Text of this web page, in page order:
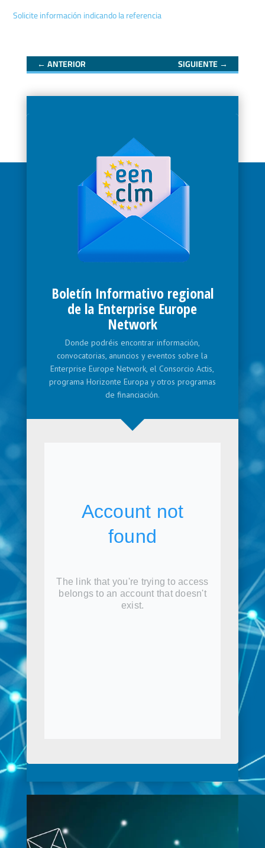
Solicite información indicando la referencia
←ANTERIOR SIGUIENTE→
Boletín Informativo regional
de la Enterprise Europe
Network
Donde podréis encontrar información,
convocatorias, anuncios y eventos sobre la
Enterprise Europe Network, el Consorcio Actis,
programa Horizonte Europa y otros programas
de financiación.